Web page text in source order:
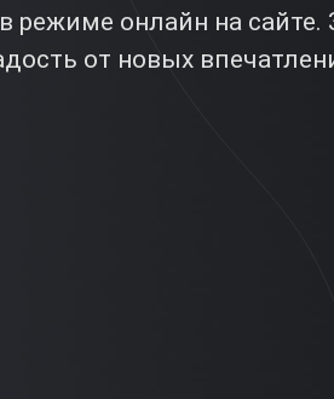
режиме онлайн на сайте.
от новых